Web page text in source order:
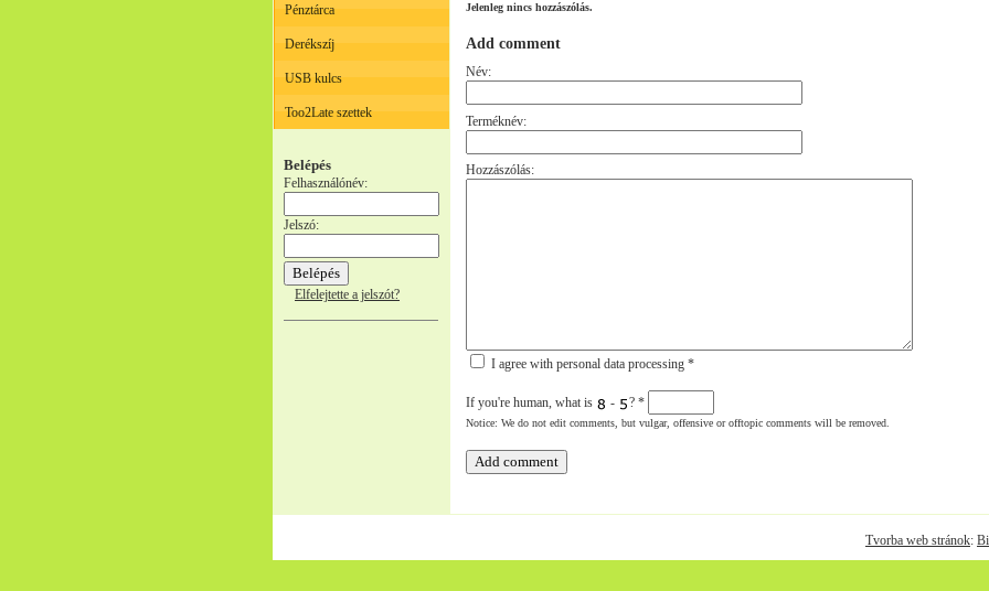
Pénztárca
Derékszíj
USB kulcs
Too2Late szettek
Belépés
Felhasználónév:
Jelszó:
Elfelejtette a jelszót?
Jelenleg nincs hozzászólás.
Add comment
Név:
Terméknév:
Hozzászólás:
I agree with personal data processing *
If you're human, what is - ? *
Notice: We do not edit comments, but vulgar, offensive or offtopic comments will be removed.
Tvorba web stránok: